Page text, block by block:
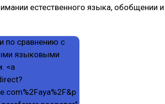
естественного языка, обобщении и